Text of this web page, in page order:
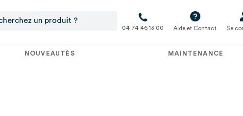
04 74 46 13 00 Aide et Contact Se
NOUVEAUTÉS MAINTENANCE